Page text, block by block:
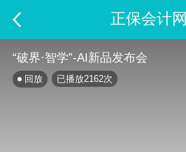
正保会计
“破界·智学”-AI新品发布会
回放 已播放2162次